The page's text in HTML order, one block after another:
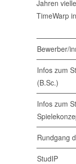
Jahren
TimeWarp
Bewerber/
Infos zum
(B.Sc.)
Infos zum
Rundgang
StudIP